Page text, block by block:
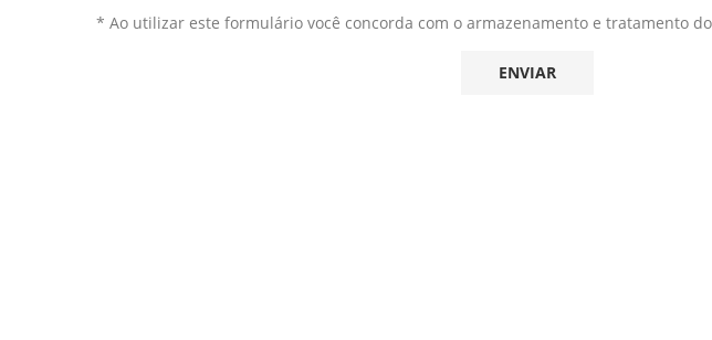
* Ao utilizar este formulário você concorda com o armazenamento e tratamento